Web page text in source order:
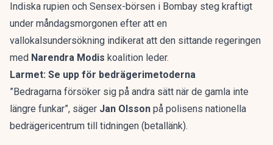
Indiska rupien och Sensex-börsen i Bombay steg kraftigt
under måndagsmorgonen efter att en
vallokalsundersökning indikerat att den sittande regeringen
med Narendra Modis koalition leder.
Larmet: Se upp för bedrägerimetoderna
”Bedragarna försöker sig på andra sätt när de gamla inte
längre funkar”, säger Jan Olsson på polisens nationella
bedrägeri­centrum till tidningen (betallänk).